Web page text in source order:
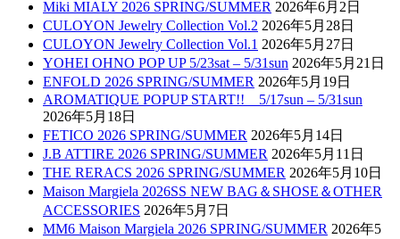
Miki MIALY 2026 SPRING/SUMMER 2026年6月2日
CULOYON Jewelry Collection Vol.2 2026年5月28日
CULOYON Jewelry Collection Vol.1 2026年5月27日
YOHEI OHNO POP UP 5/23sat – 5/31sun 2026年5月21日
ENFOLD 2026 SPRING/SUMMER 2026年5月19日
AROMATIQUE POPUP START!! 5/17sun – 5/31sun
2026年5月18日
FETICO 2026 SPRING/SUMMER 2026年5月14日
J.B ATTIRE 2026 SPRING/SUMMER 2026年5月11日
THE RERACS 2026 SPRING/SUMMER 2026年5月10日
Maison Margiela 2026SS NEW BAG＆SHOSE＆OTHER
ACCESSORIES 2026年5月7日
MM6 Maison Margiela 2026 SPRING/SUMMER 2026年5